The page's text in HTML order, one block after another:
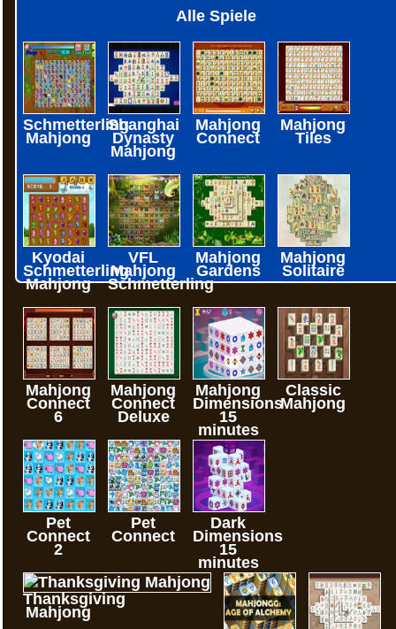
Alle Spiele
Schmetterling
Mahjong
Shanghai
Dynasty
Mahjong
Mahjong
Connect
Mahjong
Tiles
Kyodai
Schmetterling
Mahjong
VFL
Mahjong
Schmetterling
Mahjong
Gardens
Mahjong
Solitaire
Mahjong
Connect
6
Mahjong
Connect
Deluxe
Mahjong
Dimensions
15
minutes
Classic
Mahjong
Pet
Connect
2
Pet
Connect
Dark
Dimensions
15
minutes
Thanksgiving
Mahjong